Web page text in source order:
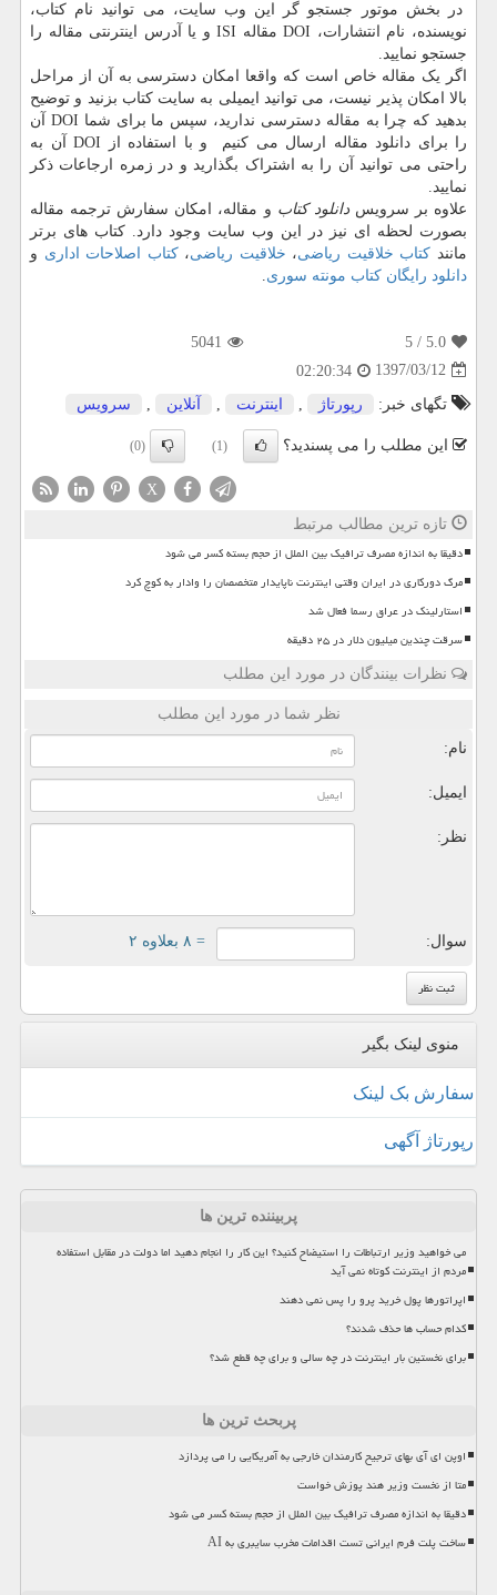
در بخش موتور جستجو گر این وب سایت، می توانید نام کتاب،
نویسنده، نام انتشارات، DOI مقاله
ISIو یا آدرس اینترنتی مقاله را
جستجو نمایید.
اگر یک مقاله خاص است که واقعا امکان دسترسی به آن از مراحل
بالا امکان پذیر نیست، می توانید ایمیلی به سایت کتاب بزنید و توضیح
بدهید که چرا به مقاله دسترسی ندارید، سپس ما برای شما DOI آن
را برای دانلود مقاله ارسال می کنیم و با استفاده از DOI آن به
راحتی می توانید آن را به اشتراک بگذارید و در زمره ارجاعات ذکر
نمایید.
علاوه بر سرویسدانلود کتاب و مقاله، امکان سفارش ترجمه مقاله
بصورت لحظه ای نیز در این وب سایت وجود دارد. کتاب های برتر
مانند کتاب خلاقیت ریاضی، خلاقیت ریاضی،کتاب اصلاحات اداری و
دانلود رایگان کتاب مونته سوری.
5.0
/ 5
5041
1397/03/12
02:20:34
تگهای خبر:
رپورتاژ اینترنت آنلاین سرویس
این مطلب را می پسندید؟ (1)
(0)
X
تازه ترین مطالب مرتبط
دقیقا به اندازه مصرف ترافیک بین الملل از حجم بسته کسر می شود
مرگ دورکاری در ایران وقتی اینترنت ناپایدار متخصصان را وادار به کوچ کرد
استارلینک در عراق رسما فعال شد
سرقت چندین میلیون دلار در ۲۵ دقیقه
نظرات بینندگان در مورد این مطلب
نظر شما در مورد این مطلب
نام:
ایمیل:
نظر:
سوال: = ۸ بعلاوه ۲
منوی لینک بگیر
سفارش بک لینک
رپورتاژ آگهی
پربیننده ترین ها
می خواهید وزیر ارتباطات را استیضاح کنید؟ این کار را انجام دهید اما دولت در مقابل استفاده
مردم از اینترنت کوتاه نمی آید
اپراتورها پول خرید پرو را پس نمی دهند
کدام حساب ها حذف شدند؟
برای نخستین بار اینترنت در چه سالی و برای چه قطع شد؟
پربحث ترین ها
اوپن ای آی بهای ترجیح کارمندان خارجی به آمریکایی را می پردازد
متا از نخست وزیر هند پوزش خواست
دقیقا به اندازه مصرف ترافیک بین الملل از حجم بسته کسر می شود
ساخت پلت فرم ایرانی تست اقدامات مخرب سایبری به AI